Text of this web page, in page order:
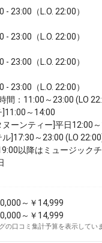
23:00（L.O. 22:00）
23:00（L.O. 22:00）
23:00（L.O. 22:00）
23:00（L.O. 22:00）
間：11:00～23:00 (LO
]11:00～14:00
ヌーンティー]平日12:00
ル]17:30～23:00 (LO
以降はミュージック
～￥14,999
～￥14,999
の口コミ集計予算を表示してい